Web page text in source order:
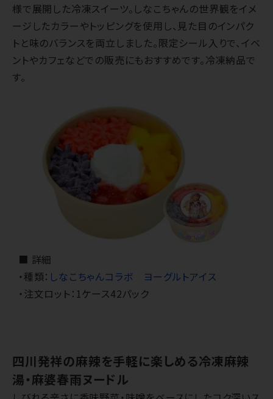
様で展開した冷凍スイーツ。しなこちゃんの世界観をイメ
ージしたカラーやトッピングを使用し、見た目のインパク
トと味のバランスを両立しました。限定シール入りで、イベ
ントやカフェなどでの販売にもおすすめです。冷凍納品で
す。
■ 詳細
・種類： しなこちゃんコラボ ヨーグルトアイス
・注文ロット：1ケース42パック
四川発祥の麻辣を手軽に楽しめる冷凍麻辣
湯・麻婆春雨ヌードル